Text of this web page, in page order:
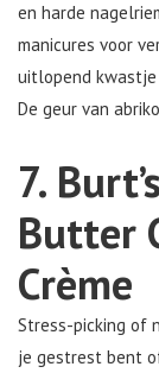
en harde
manicures voor
uitlopend kwastje
De geur van
7.
Butter
Crème
Stress-picking of
je gestrest bent